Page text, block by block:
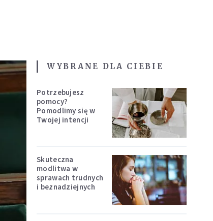
WYBRANE DLA CIEBIE
Potrzebujesz
pomocy?
Pomodlimy się w
Twojej intencji
Skuteczna
modlitwa w
sprawach trudnych
i beznadziejnych